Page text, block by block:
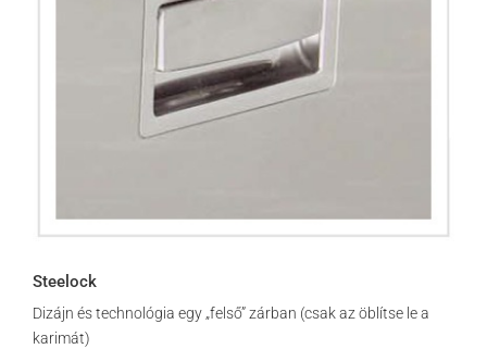
Steelock
Dizájn és technológia egy „felső” zárban (csak az öblítse le a
karimát)